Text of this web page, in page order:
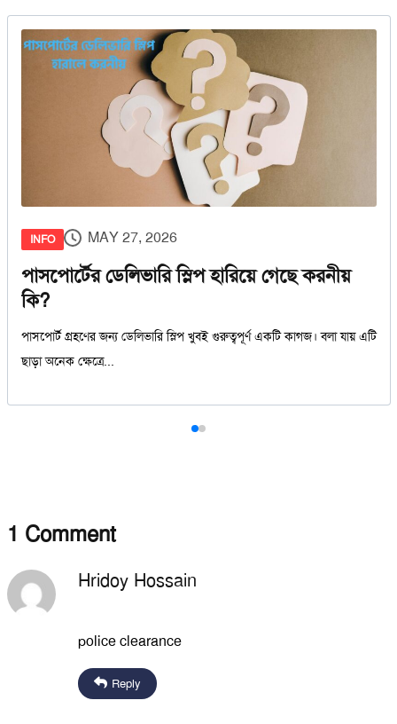
27, 2026
ডেলিভারি স্লিপ হারিয়ে গেছে করনীয়
জন্য ডেলিভারি স্লিপ খুবই গুরুত্বপূর্ণ একটি কাগজ। বলা যায় এটি
মোবাইল
আপনি কি
1 Comment
Hridoy Hossain
police clearance
Reply